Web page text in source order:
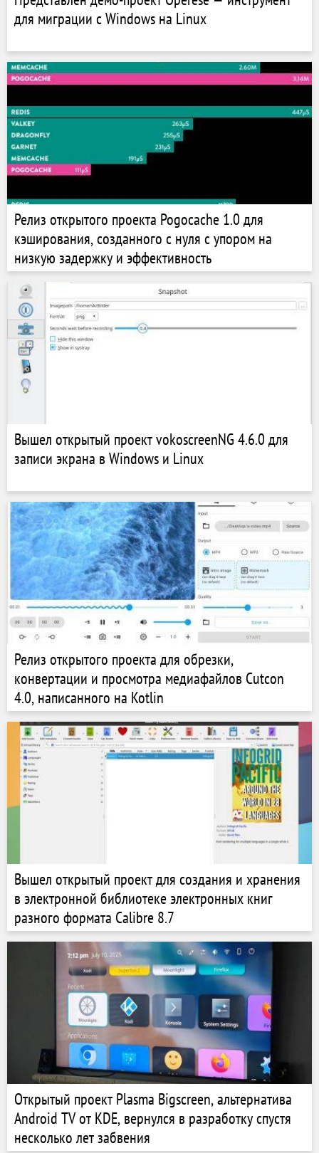
для миграции с Windows на Linux
Релиз открытого проекта Pogocache 1.0 для
кэширования, созданного с нуля с упором на
низкую задержку и эффективность
Вышел открытый проект vokoscreenNG 4.6.0 для
записи экрана в Windows и Linux
Релиз открытого проекта для обрезки,
конвертации и просмотра медиафайлов Cutcon
4.0, написанного на Kotlin
Вышел открытый проект для создания и хранения
в электронной библиотеке электронных книг
разного формата Calibre 8.7
Открытый проект Plasma Bigscreen, альтернатива
Android TV от KDE, вернулся в разработку спустя
несколько лет забвения